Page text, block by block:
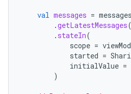
val messages =
.getLatestMessages(
. stateIn(
scope =
started =
initialValue =
)